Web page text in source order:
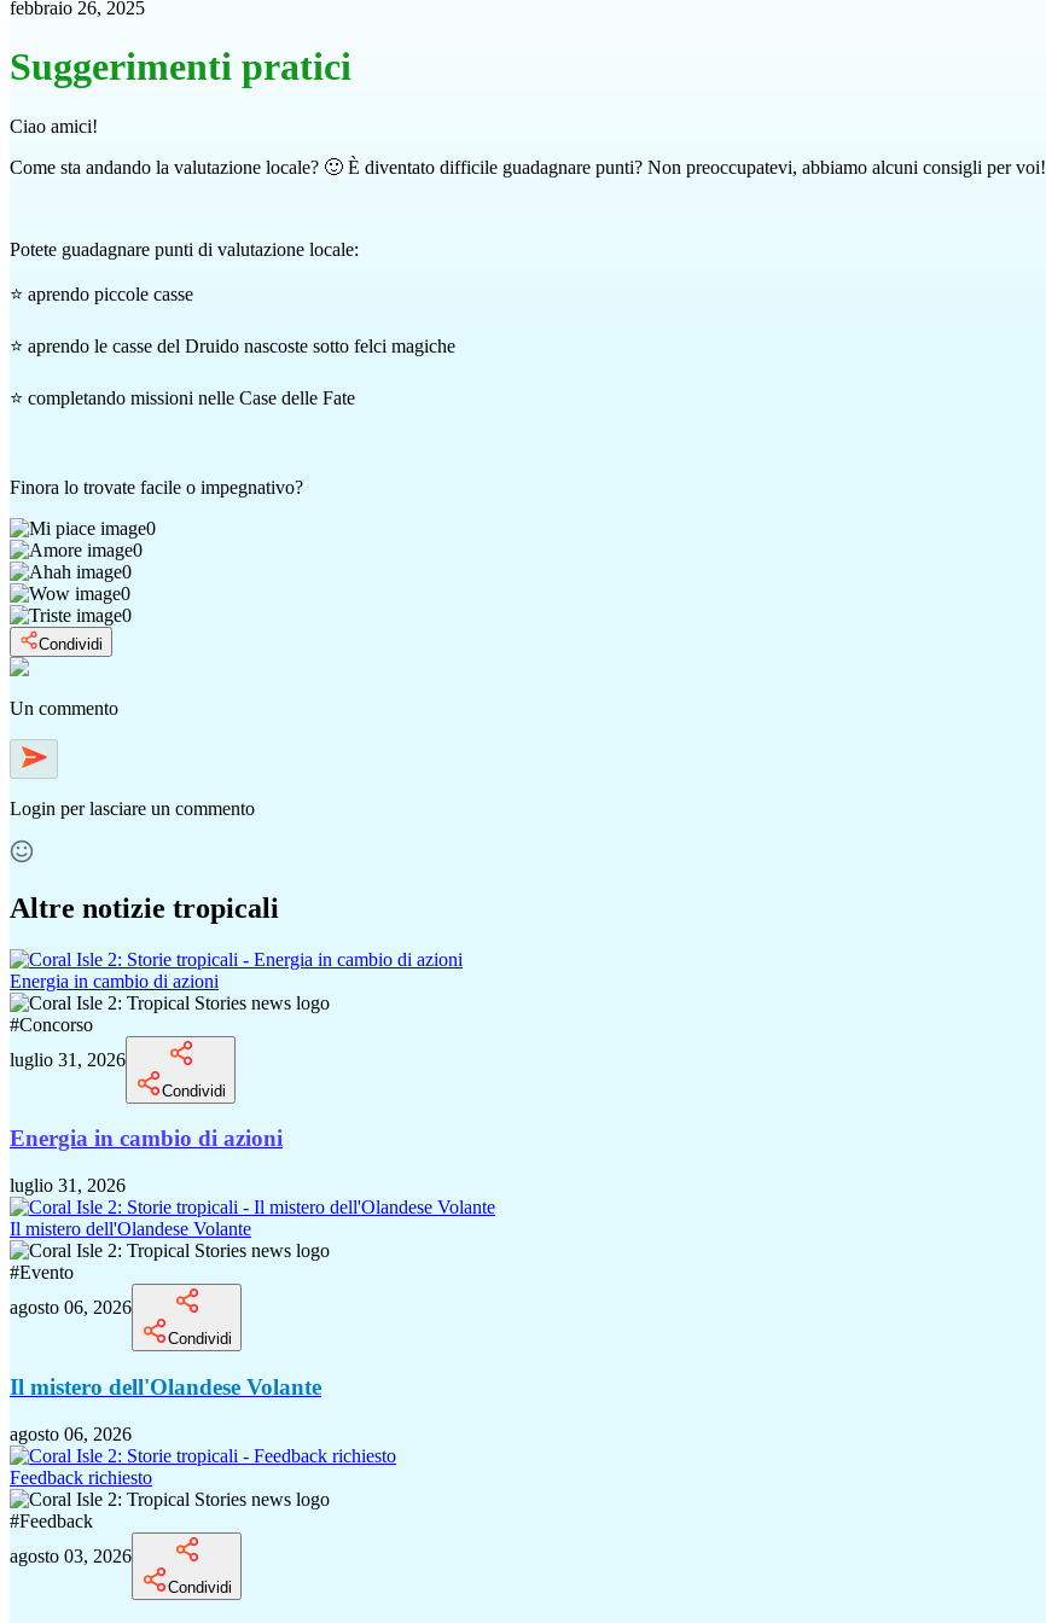
febbraio 26, 2025
Suggerimenti pratici
Ciao amici!
Come sta andando la valutazione locale? 🙂 È diventato difficile guadagnare punti? Non preoccupatevi, abbiamo alcuni consigli per voi!
Potete guadagnare punti di valutazione locale:
⭐ aprendo piccole casse
⭐ aprendo le casse del Druido nascoste sotto felci magiche
⭐ completando missioni nelle Case delle Fate
Finora lo trovate facile o impegnativo?
0
0
0
0
0
Condividi
Un commento
Login per lasciare un commento
Altre notizie tropicali
Energia in cambio di azioni
#Concorso
luglio 31, 2026
Condividi
Energia in cambio di azioni
luglio 31, 2026
Il mistero dell'Olandese Volante
#Evento
agosto 06, 2026
Condividi
Il mistero dell'Olandese Volante
agosto 06, 2026
Feedback richiesto
#Feedback
agosto 03, 2026
Condividi